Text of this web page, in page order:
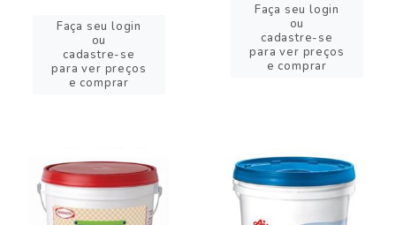
Faça seu login
ou
cadastre-se
para ver preços
e comprar
Faça seu login
ou
cadastre-se
para ver preços
e comprar